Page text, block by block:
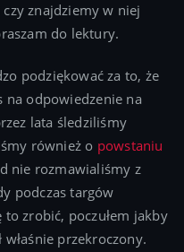
znajdziemy w niej
do lektury.
podziękować za to, że
na odpowiedzenie na
lata śledziliśmy
również o powstaniu
nie rozmawialiśmy z
podczas targów
zrobić, poczułem jakby
przekroczony.